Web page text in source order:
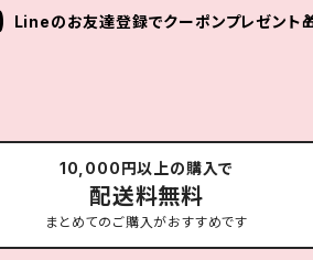
Lineのお友達登録でクーポンプレゼント
10,000円以上の購入で
配送料無料
まとめてのご購入がおすすめです